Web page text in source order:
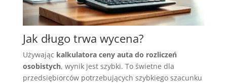
Jak długo trwa wycena?
Używając kalkulatora ceny auta do rozliczeń
osobistych, wynik jest szybki. To świetne dla
przedsiębiorców potrzebujących szybkiego szacunku